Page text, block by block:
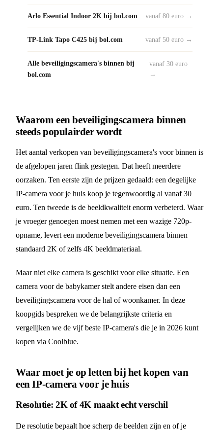
Arlo Essential Indoor 2K bij bol.com vanaf 80 euro →
TP-Link Tapo C425 bij bol.com vanaf 50 euro →
Alle beveiligingscamera's binnen bij
bol.com
vanaf 30 euro
→
Waarom een beveiligingscamera binnen
steeds populairder wordt
Het aantal verkopen van beveiligingscamera's voor binnen is
de afgelopen jaren flink gestegen. Dat heeft meerdere
oorzaken. Ten eerste zijn de prijzen gedaald: een degelijke
IP-camera voor je huis koop je tegenwoordig al vanaf 30
euro. Ten tweede is de beeldkwaliteit enorm verbeterd. Waar
je vroeger genoegen moest nemen met een wazige 720p-
opname, levert een moderne beveiligingscamera binnen
standaard 2K of zelfs 4K beeldmateriaal.
Maar niet elke camera is geschikt voor elke situatie. Een
camera voor de babykamer stelt andere eisen dan een
beveiligingscamera voor de hal of woonkamer. In deze
koopgids bespreken we de belangrijkste criteria en
vergelijken we de vijf beste IP-camera's die je in 2026 kunt
kopen via Coolblue.
Waar moet je op letten bij het kopen van
een IP-camera voor je huis
Resolutie: 2K of 4K maakt echt verschil
De resolutie bepaalt hoe scherp de beelden zijn en of je